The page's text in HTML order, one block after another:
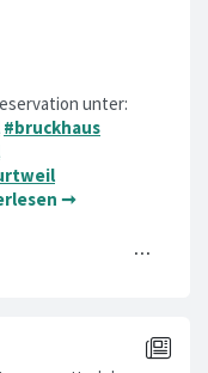
unter:
#bruckhaus
➞